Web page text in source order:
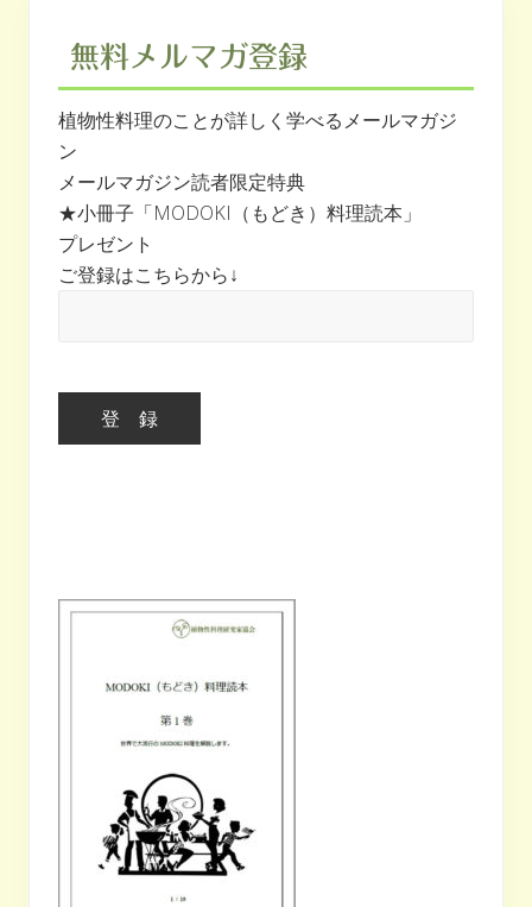
無料メルマガ登録
植物性料理のことが詳しく学べるメールマガジ
ン
メールマガジン読者限定特典
★小冊子「MODOKI（もどき）料理読本」
プレゼント
ご登録はこちらから↓